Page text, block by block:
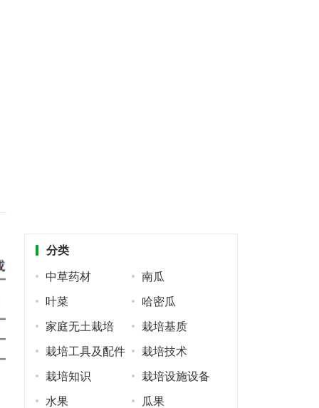
分类
中草药材 南瓜
叶菜 哈密瓜
家庭无土栽培 栽培基质
栽培工具及配件 栽培技术
栽培知识 栽培设施设备
水果 瓜果